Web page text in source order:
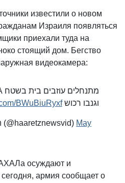
известили о новом
Израиля появляться
приехали туда на
стоящий дом. Бегство
видеокамера:
וגנבו רכושBWuBiuRyxf
&mdash; הארץ חדשות (@haaretznewsvid) May
осуждают и
армия сообщает о